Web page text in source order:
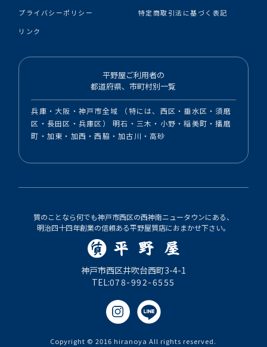
プライバシーポリシー
特定商取引法に基づく表記
リンク
平野屋ご利用者の
都道府県、市町村別一覧
兵庫・大阪・神戸市全域 （特には、西区・垂水区・須磨
区・長田区・兵庫区） 明石・三木・小野・稲美町・播磨
町・加東・加西・西脇・加古川・高砂
質のことなら何でも神戸市西区の西神南ニュータウンにある、
明治四十四年創業の信頼ある平野屋質店におまかせ下さい。
神戸市西区井吹台西町3-4-1
TEL:078-992-6555
Copyright © 2016 hiranoya All rights reserved.